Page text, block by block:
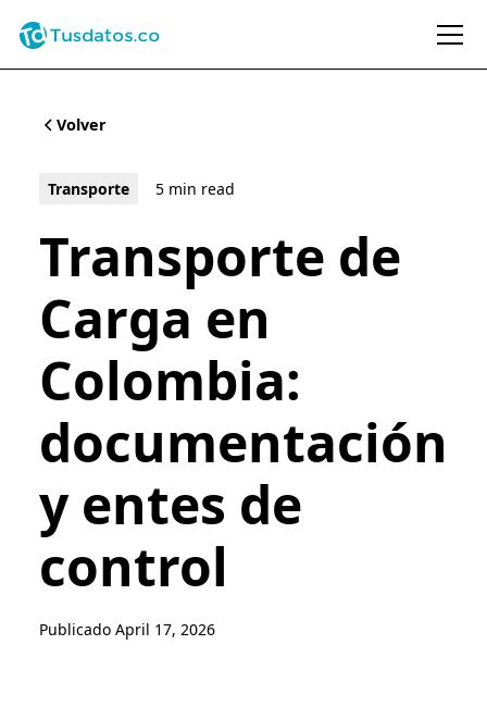
Volver
Transporte 5 min read
Transporte de
Carga en
Colombia:
documentación
y entes de
control
Publicado April 17, 2026